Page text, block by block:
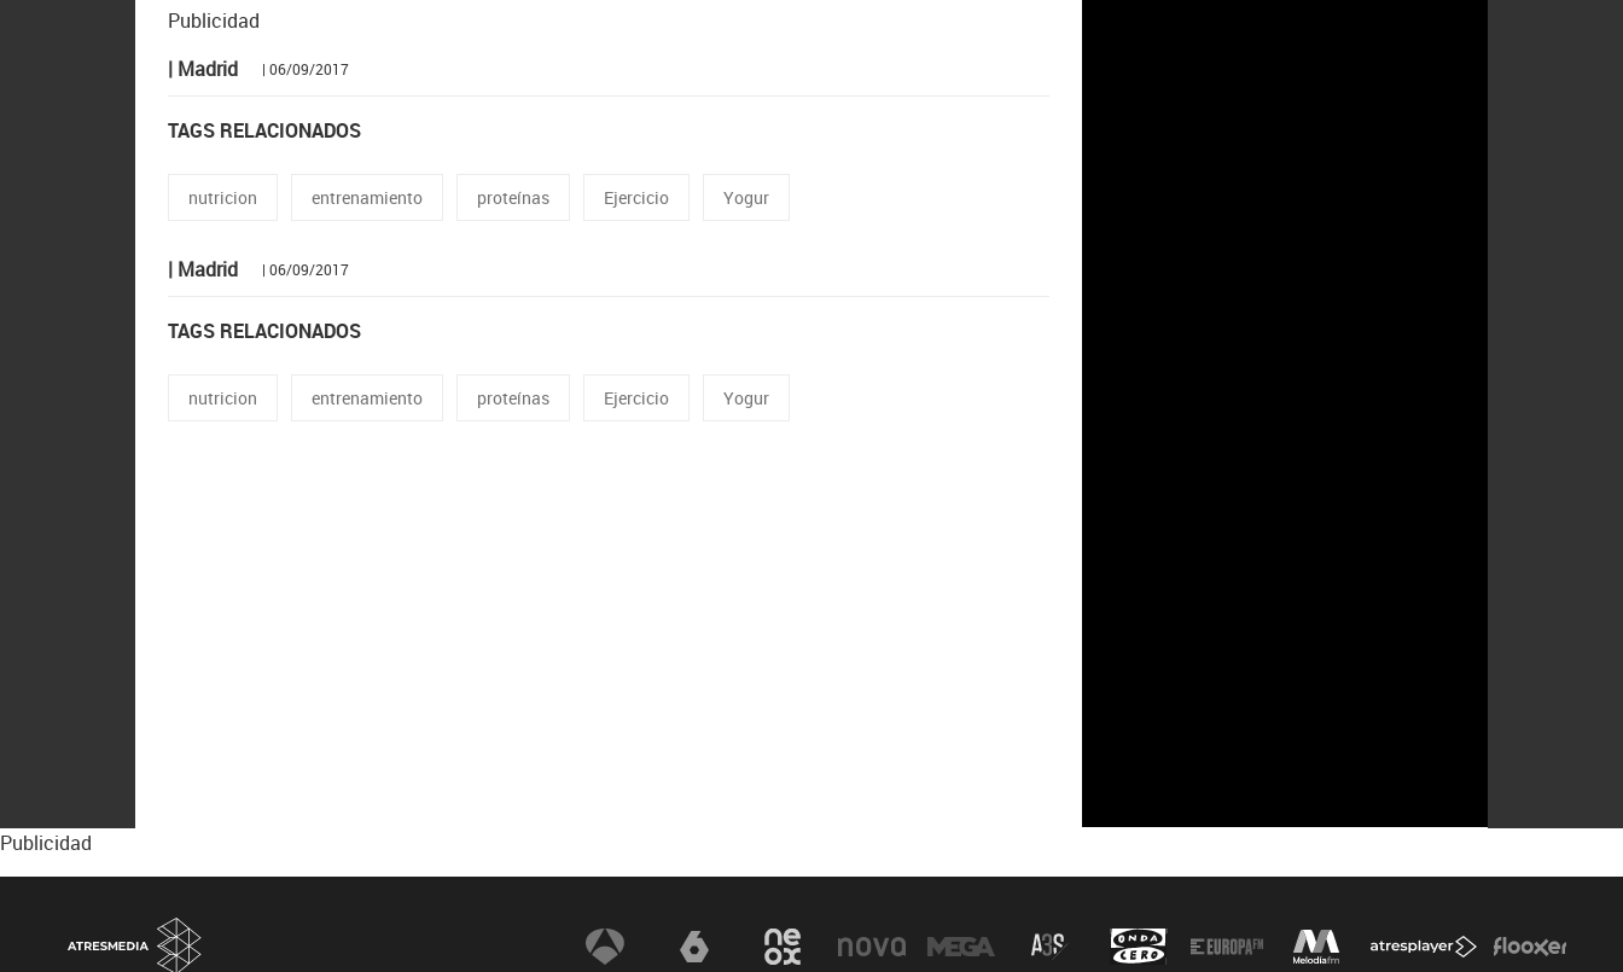
Publicidad
| Madrid
| 06/09/2017
TAGS RELACIONADOS
nutricion entrenamiento proteínas Ejercicio Yogur
| Madrid | 06/09/2017
TAGS RELACIONADOS
nutricion entrenamiento proteínas Ejercicio Yogur
Publicidad